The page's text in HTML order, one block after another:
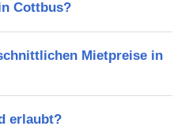
Cottbus?
Mietpreise in
erlaubt?